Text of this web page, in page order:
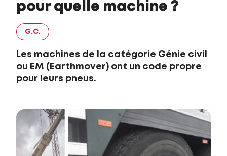
pour quelle machine ?
G.C.
Les machines de la catégorie Génie civil
ou EM (Earthmover) ont un code propre
pour leurs pneus.